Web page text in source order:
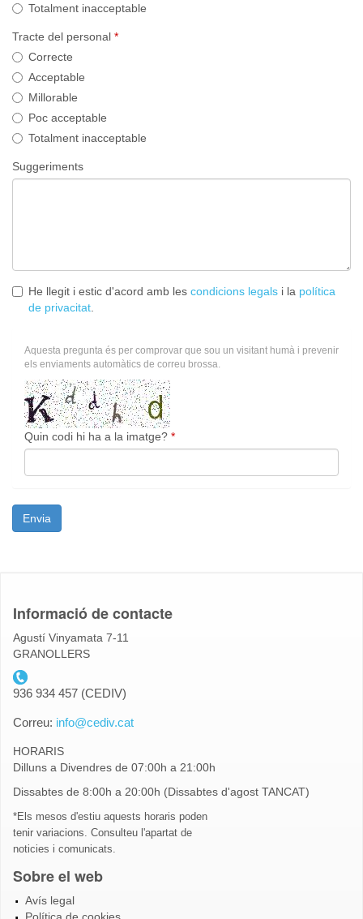
Totalment inacceptable
Tracte del personal *
Correcte
Acceptable
Millorable
Poc acceptable
Totalment inacceptable
Suggeriments
He llegit i estic d'acord amb les condicions legals i la política
de privacitat
Aquesta pregunta és per comprovar que sou un visitant humà i prevenir
els enviaments automàtics de correu brossa.
Quin codi hi ha a la imatge? *
Envia
Informació de contacte
Agustí Vinyamata 7-11
GRANOLLERS
telefon_cediv.gif
936 934 457 (CEDIV)
Correu: info@cediv.cat
HORARIS
Dilluns a Divendres de 07:00h a 21:00h
Dissabtes de 8:00h a 20:00h (Dissabtes d'agost TANCAT)
*Els mesos d'estiu aquests horaris poden
tenir variacions. Consulteu l'apartat de
noticies i comunicats.
Sobre el web
Avís legal
Política de cookies